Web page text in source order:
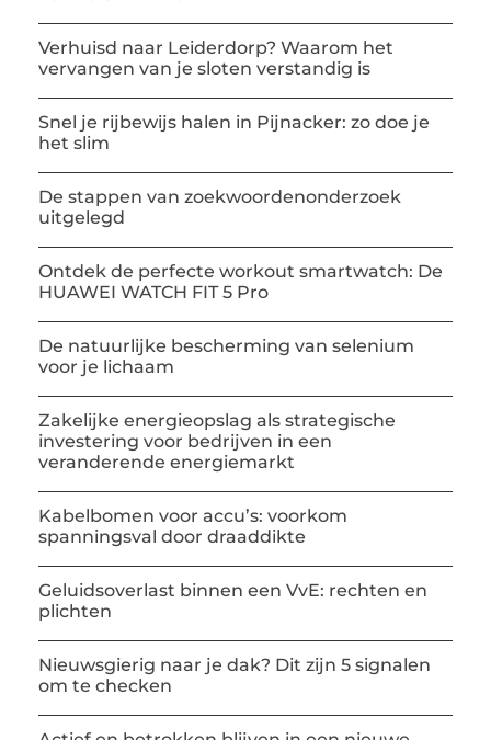
Verhuisd naar Leiderdorp? Waarom het
vervangen van je sloten verstandig is
Snel je rijbewijs halen in Pijnacker: zo doe je
het slim
De stappen van zoekwoordenonderzoek
uitgelegd
Ontdek de perfecte workout smartwatch: De
HUAWEI WATCH FIT 5 Pro
De natuurlijke bescherming van selenium
voor je lichaam
Zakelijke energieopslag als strategische
investering voor bedrijven in een
veranderende energiemarkt
Kabelbomen voor accu’s: voorkom
spanningsval door draaddikte
Geluidsoverlast binnen een VvE: rechten en
plichten
Nieuwsgierig naar je dak? Dit zijn 5 signalen
om te checken